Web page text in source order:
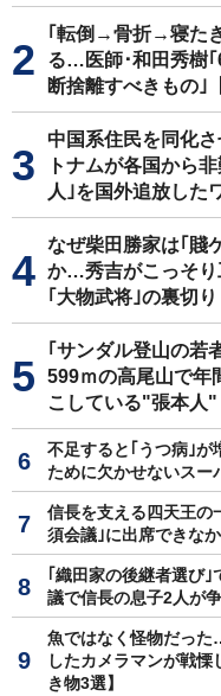
｢転倒→骨折→寝た
る…医師･和田秀樹
断捨離すべきもの｣
中国系住民を同化
トナムが各国から
人｣を国外追放した
なぜ柴田勝家は｢賤
か…秀吉がこっそり
｢大物武将｣の裏切り
｢サンダル登山の若
599ｍの高尾山で年
こしている"張本人"
不足すると｢うつ病｣
ために欠かせないスー
信長を支える四天王
須会議｣に出席できな
｢織田家の後継者選び
議で信長の息子2人が
魚ではなく怪物だっ
したカメラマンが戦
き物3選】